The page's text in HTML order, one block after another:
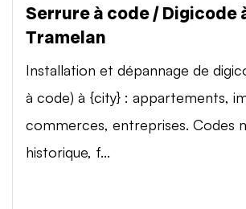
Serrure à code / Digicode
Tramelan
Installation et dépannage de
à code) à {city} : appartements,
commerces, entreprises. Codes
historique, f...